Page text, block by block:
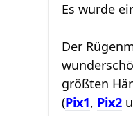
Es wurde
Der
größten
(Pix1, Pix2